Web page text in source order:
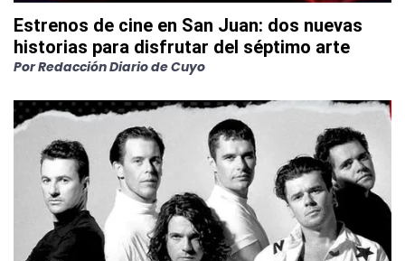
Estrenos de cine en San Juan: dos nuevas
historias para disfrutar del séptimo arte
PorRedacción Diario de Cuyo